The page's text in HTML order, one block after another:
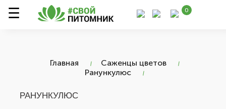
0
Главная
Саженцы цветов
Ранункулюс
РАНУНКУЛЮС